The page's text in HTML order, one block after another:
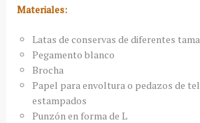
Materiales:
Latas de conservas de diferentes
Pegamento blanco
Brocha
Papel para envoltura o pedazos de
estampados
Punzón en forma de L